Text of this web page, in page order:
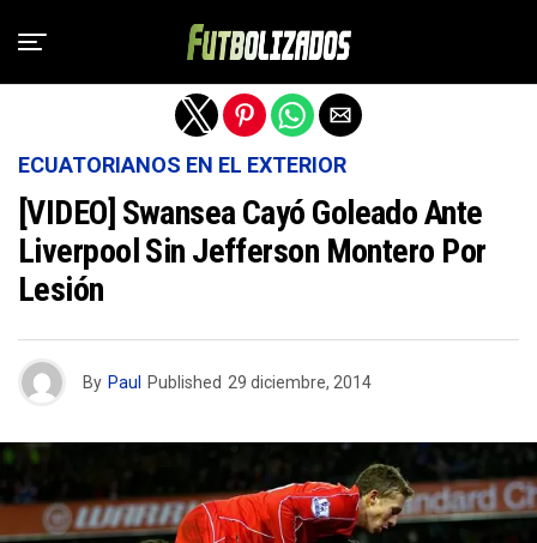
ECUATORIANOS EN EL EXTERIOR
[VIDEO] Swansea Cayó Goleado Ante
Liverpool Sin Jefferson Montero Por
Lesión
By Paul Published 29 diciembre, 2014
Salir de la versión móvil